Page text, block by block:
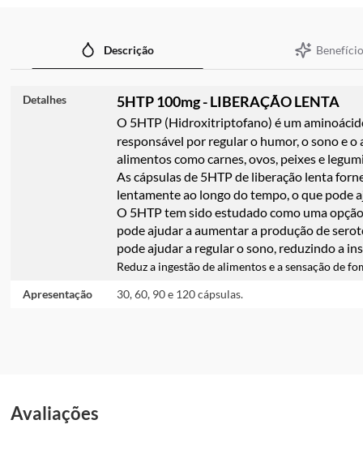
Descrição
Detalhes 5HTP 100mg - LIBERAÇÃO LENTA
O 5HTP (Hidroxitriptofano) é um
responsável por regular o humor, o sono e
alimentos como carnes, ovos, peixes e
As cápsulas de 5HTP de liberação lenta
lentamente ao longo do tempo, o que pode
O 5HTP tem sido estudado como uma
pode ajudar a aumentar a produção de
pode ajudar a regular o sono, reduzindo a
Reduz a ingestão de alimentos e a sensação de
Apresentação 30, 60, 90 e 120 cápsulas.
Avaliações